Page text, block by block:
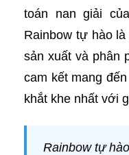
toán nan giải
Rainbow tự hào
sản xuất và phân
cam kết mang
khắt khe nhất với
Rainbow tự